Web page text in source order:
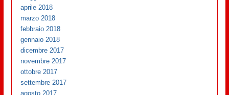
aprile 2018
marzo 2018
febbraio 2018
gennaio 2018
dicembre 2017
novembre 2017
ottobre 2017
settembre 2017
agosto 2017